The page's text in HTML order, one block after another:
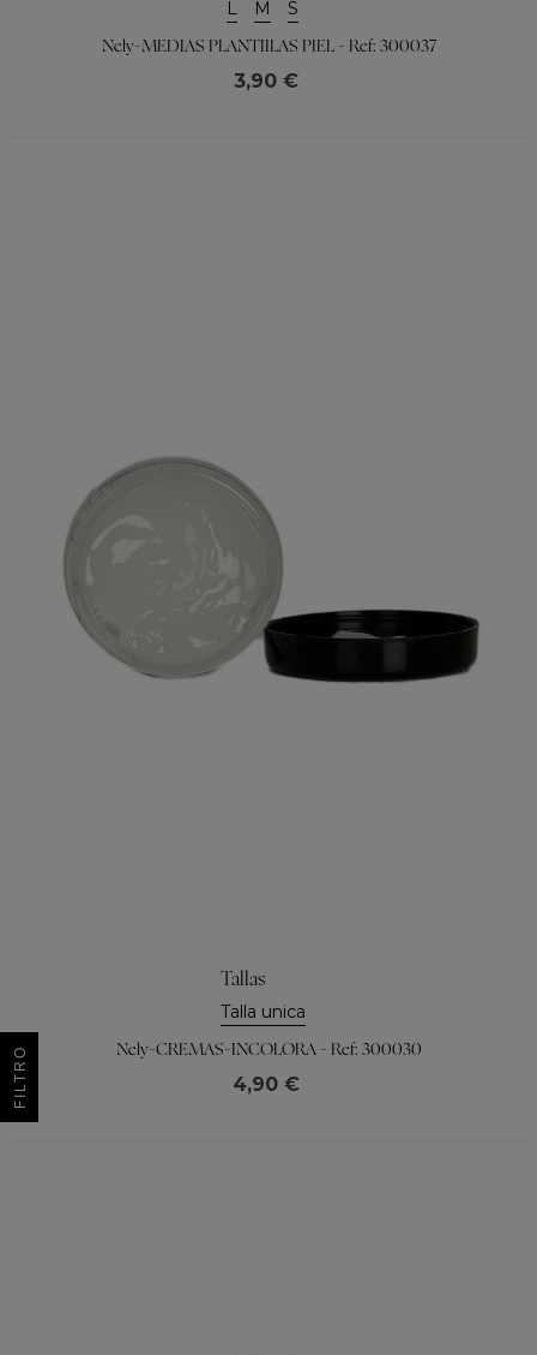
L M S
Nely-MEDIAS PLANTIILAS PIEL - Ref: 300037
3,90 €
Tallas
Talla unica
Nely-CREMAS-INCOLORA - Ref: 300030
4,90 €
FILTRO